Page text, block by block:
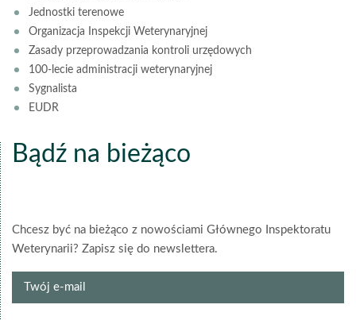
Jednostki terenowe
Organizacja Inspekcji Weterynaryjnej
Zasady przeprowadzania kontroli urzędowych
100-lecie administracji weterynaryjnej
Sygnalista
EUDR
Bądź na bieżąco
Chcesz być na bieżąco z nowościami Głównego Inspektoratu
Weterynarii? Zapisz się do newslettera.
Twój